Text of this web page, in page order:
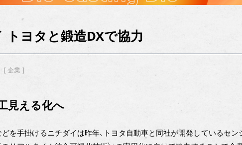
トヨタと鍛造DXで協力
企業
見える化へ
を手掛けるニチダイは昨年、トヨタ自動車と同社が開発しているセン